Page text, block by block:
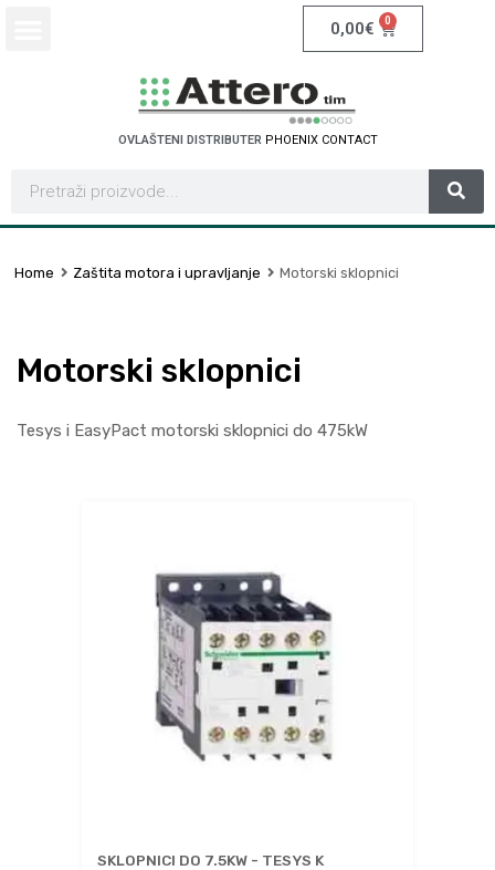
0,00€ 0
OVLAŠTENI DISTRIBUTER PHOENIX CONTACT
Home Zaštita motora i upravljanje Motorski sklopnici
Motorski sklopnici
Tesys i EasyPact motorski sklopnici do 475kW
SKLOPNICI DO 7.5KW - TESYS K